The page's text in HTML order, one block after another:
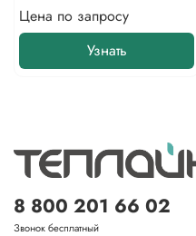
Цена по запросу
Узнать
8 800 201 66 02
Звонок бесплатный